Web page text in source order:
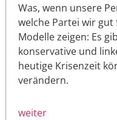
Was, wenn unsere
welche Partei wir gut
Modelle zeigen: Es
konservative und
heutige Krisenzeit
verändern.
weiter